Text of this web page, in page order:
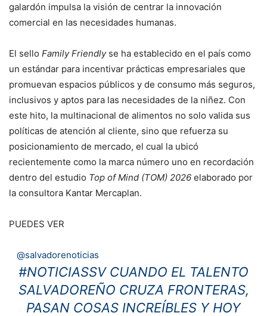
galardón impulsa la visión de centrar la innovación
comercial en las necesidades humanas.
El sello Family Friendlyse ha establecido en el país como
un estándar para incentivar prácticas empresariales que
promuevan espacios públicos y de consumo más seguros,
inclusivos y aptos para las necesidades de la niñez. Con
este hito, la multinacional de alimentos no solo valida sus
políticas de atención al cliente, sino que refuerza su
posicionamiento de mercado, el cual la ubicó
recientemente como la marca número uno en recordación
dentro del estudio Top of Mind (TOM) 2026 elaborado por
la consultora Kantar Mercaplan.
PUEDES VER
@salvadorenoticias
#NOTICIASSVCUANDO EL TALENTO
SALVADOREÑO CRUZA FRONTERAS,
PASAN COSAS INCREÍBLES Y HOY